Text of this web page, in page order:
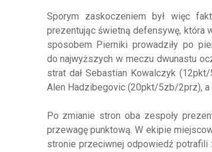
Sporym zaskoczeniem był więc
prezentując świetną defensywę, która
sposobem Pierniki prowadziły po
do najwyższych w meczu dwunastu
strat dał Sebastian Kowalczyk
Alen Hadzibegovic (20pkt/5zb/2prz), a
Po zmianie stron oba zespoły
przewagę punktową. W ekipie
stronie przeciwnej odpowiedź